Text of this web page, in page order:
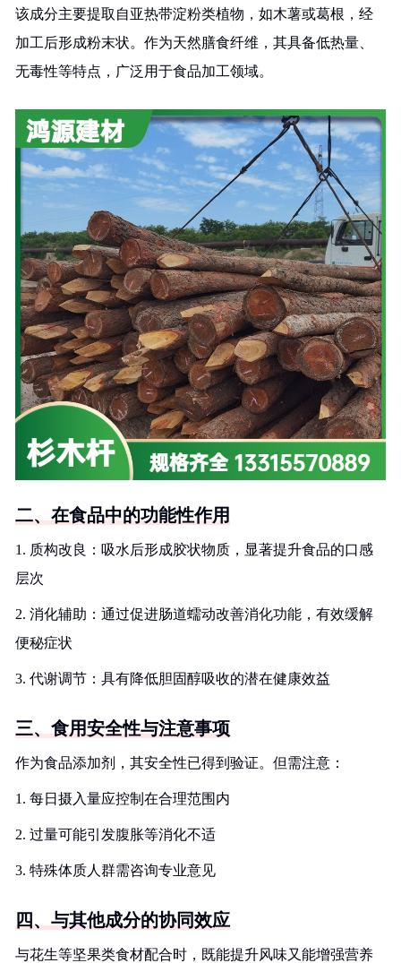
该成分主要提取自亚热带淀粉类植物，如木薯或葛根，经
加工后形成粉末状。作为天然膳食纤维，其具备低热量、
无毒性等特点，广泛用于食品加工领域。
二、在食品中的功能性作用
1. 质构改良：吸水后形成胶状物质，显著提升食品的口感
层次
2. 消化辅助：通过促进肠道蠕动改善消化功能，有效缓解
便秘症状
3. 代谢调节：具有降低胆固醇吸收的潜在健康效益
三、食用安全性与注意事项
作为食品添加剂，其安全性已得到验证。但需注意：
1. 每日摄入量应控制在合理范围内
2. 过量可能引发腹胀等消化不适
3. 特殊体质人群需咨询专业意见
四、与其他成分的协同效应
与花生等坚果类食材配合时，既能提升风味又能增强营养